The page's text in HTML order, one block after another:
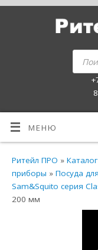
МЕНЮ
Ритейл ПРО »Каталог
приборы »Посуда
Sam&Squito серия
200 мм